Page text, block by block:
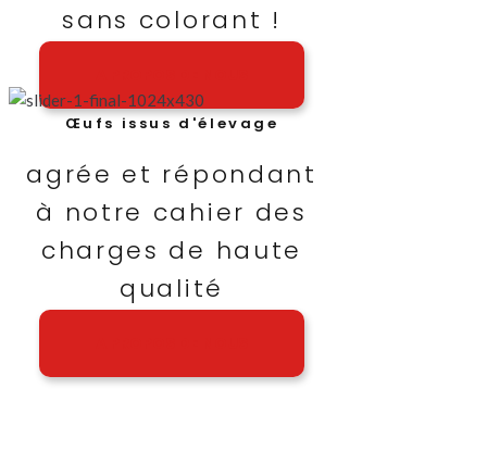
sans colorant !
Œufs issus d'élevage
agrée et répondant
à notre cahier des
charges de haute
qualité